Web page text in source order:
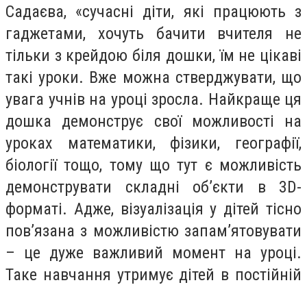
Садаєва, «сучасні діти, які працюють з
гаджетами, хочуть бачити вчителя не
тільки з крейдою біля дошки, їм не цікаві
такі уроки. Вже можна стверджувати, що
увага учнів на уроці зросла. Найкраще ця
дошка демонструє свої можливості на
уроках математики, фізики, географії,
біології тощо, тому що тут є можливість
демонструвати складні об’єкти в 3D-
форматі. Адже, візуалізація у дітей тісно
пов’язана з можливістю запам’ятовувати
– це дуже важливий момент на уроці.
Таке навчання утримує дітей в постійній